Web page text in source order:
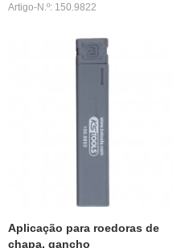
Artigo-N.º: 150.9822
Aplicação para roedoras de
chapa, gancho